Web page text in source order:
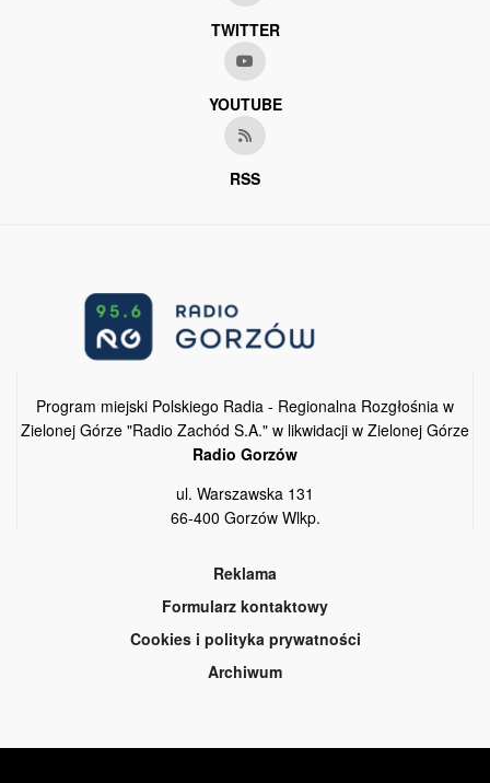
TWITTER
YOUTUBE
RSS
Program miejski Polskiego Radia - Regionalna Rozgłośnia w
Zielonej Górze "Radio Zachód S.A." w likwidacji w Zielonej Górze
Radio Gorzów
ul. Warszawska 131
66-400 Gorzów Wlkp.
Reklama
Formularz kontaktowy
Cookies i polityka prywatności
Archiwum